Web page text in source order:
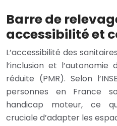
Barre de
accessibilité et
L’accessibilité des
l’inclusion et
réduite (PMR). Selon
personnes en France
handicap moteur, ce
cruciale d’adapter les